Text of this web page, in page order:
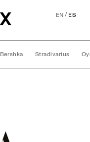
EN/ES
Bershka Stradivarius